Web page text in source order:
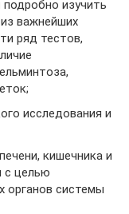
изучить
важнейших
ряд тестов,
исследования и
кишечника и
с целью
органов системы